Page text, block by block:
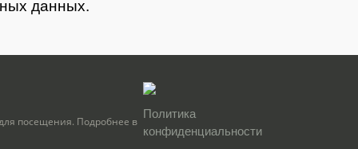
данных.
посещения. Подробнее в
Политика
конфиденциальности